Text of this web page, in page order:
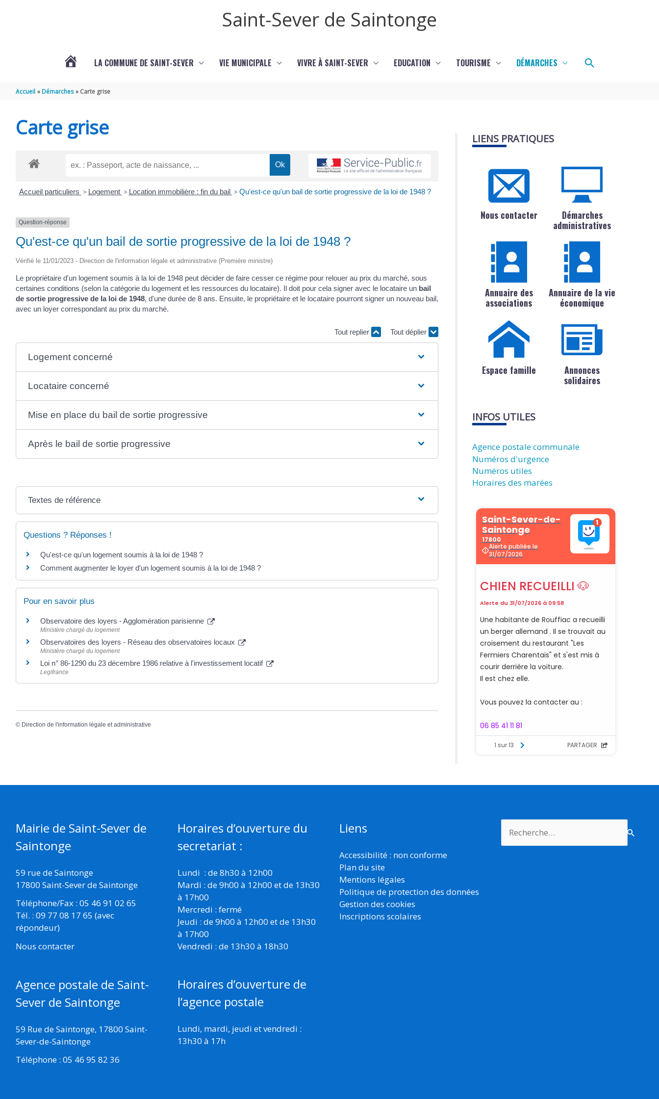
Saint-Sever de Saintonge
SAINT-
SAINTONGE
LA COMMUNE DE SAINT-SEVER VIE MUNICIPALE VIVRE À SAINT-SEVER EDUCATION TOURISME DÉMARCHES Rechercher
Accueil Démarches Carte grise
Carte grise
Accueil particuliers > Logement > Location immobilière : fin du bail > Qu'est-ce qu'un bail de sortie progressive de la loi de 1948 ?
Question-réponse
Qu'est-ce qu'un bail de sortie progressive de la loi de 1948 ?
Vérifié le 11/01/2023 - Direction de l'information légale et administrative (Première ministre)
Le propriétaire d'un logement soumis à la loi de 1948 peut décider de faire cesser ce régime pour relouer au prix du marché, sous
certaines conditions (selon la catégorie du logement et les ressources du locataire). Il doit pour cela signer avec le locataire un bail
de sortie progressive de la loi de 1948, d'une durée de 8 ans. Ensuite, le propriétaire et le locataire pourront signer un nouveau bail,
avec un loyer correspondant au prix du marché.
Tout replier Tout déplier
Logement concerné
Locataire concerné
Mise en place du bail de sortie progressive
Après le bail de sortie progressive
Textes de référence
Questions ? Réponses !
Qu'est-ce qu'un logement soumis à la loi de 1948 ?
Comment augmenter le loyer d'un logement soumis à la loi de 1948 ?
Pour en savoir plus
Observatoire des loyers - Agglomération parisienne
Ministère chargé du logement
Observatoires des loyers - Réseau des observatoires locaux
Ministère chargé du logement
Loi n° 86-1290 du 23 décembre 1986 relative à l'investissement locatif
Legifrance
© Direction de l'information légale et administrative
LIENS PRATIQUES
Nous contacter
Démarches
administratives
Annuaire des
associations
Annuaire de la vie
économique
Espace famille
Annonces
solidaires
INFOS UTILES
Agence postale communale
Numéros d'urgence
Numéros utiles
Horaires des marées
Mairie de Saint-Sever de
Saintonge
59 rue de Saintonge
17800 Saint-Sever de Saintonge
Téléphone/Fax : 05 46 91 02 65
Tél. : 09 77 08 17 65 (avec
répondeur)
Nous contacter
Agence postale de Saint-
Sever de Saintonge
59 Rue de Saintonge, 17800 Saint-
Sever-de-Saintonge
Téléphone : 05 46 95 82 36
Horaires d’ouverture du
secretariat :
Lundi : de 8h30 à 12h00
Mardi : de 9h00 à 12h00 et de 13h30
à 17h00
Mercredi : fermé
Jeudi : de 9h00 à 12h00 et de 13h30
à 17h00
Vendredi : de 13h30 à 18h30
Horaires d’ouverture de
l’agence postale
Lundi, mardi, jeudi et vendredi :
13h30 à 17h
Liens
Accessibilité : non conforme
Plan du site
Mentions légales
Politique de protection des données
Gestion des cookies
Inscriptions scolaires